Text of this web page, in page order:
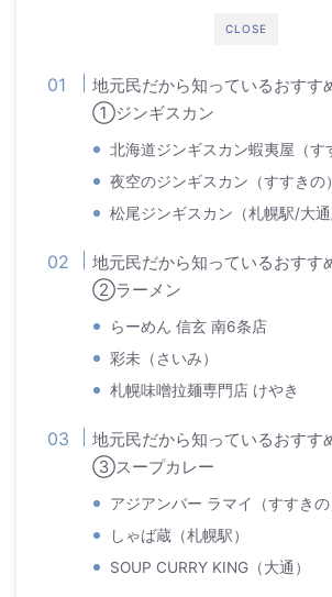
CLOSE
地元民だから知っているおすす
①ジンギスカン
北海道ジンギスカン蝦夷屋（す
夜空のジンギスカン（すすきの）
松尾ジンギスカン（札幌駅/大通
地元民だから知っているおすす
②ラーメン
らーめん 信玄 南6条店
彩未（さいみ）
札幌味噌拉麺専門店 けやき
地元民だから知っているおすす
③スープカレー
アジアンバー ラマイ（すすきの
しゃば蔵（札幌駅）
SOUP CURRY KING（大通）